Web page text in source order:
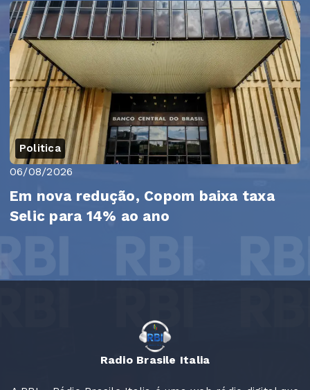
Politica
06/08/2026
Em nova redução, Copom baixa taxa
Selic para 14% ao ano
Radio Brasile Italia